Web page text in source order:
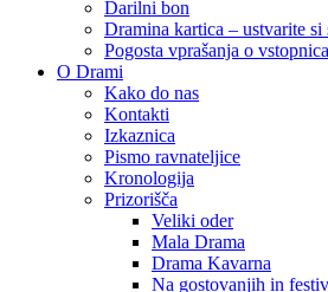
Darilni bon
Dramina kartica – ustvarite si
Pogosta vprašanja o
O Drami
Kako do nas
Kontakti
Izkaznica
Pismo ravnateljice
Kronologija
Prizorišča
Veliki oder
Mala Drama
Drama Kavarna
Na gostovanjih in